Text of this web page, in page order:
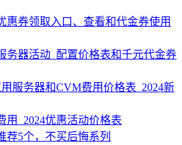
惠券领取入口、查看和代金券使用
务器活动_配置价格表和千元代金券
服务器和CVM费用价格表_2024新
用_2024优惠活动价格表
荐5个，不买后悔系列